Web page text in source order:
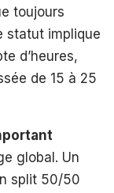
toujours
statut implique
d’heures,
de 15 à 25
global. Un
split 50/50